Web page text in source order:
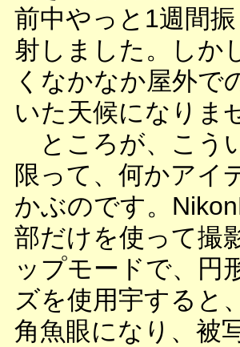
前中やっと1週間
射しました。しか
くなかなか屋外で
いた天候になりま
ところが、こう
限って、何かアイ
かぶのです。
部だけを使って撮
ップモードで、円
ズを使用宇すると
角魚眼になり、被